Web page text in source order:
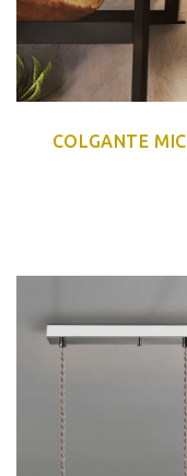
COLGANTE